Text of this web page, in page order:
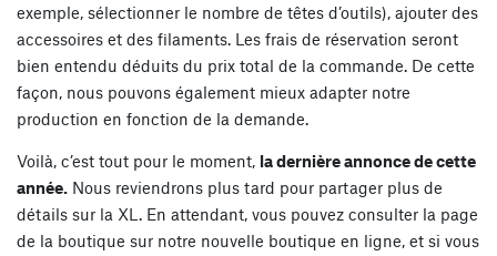
exemple, sélectionner le nombre de têtes d’outils), ajouter des
accessoires et des filaments. Les frais de réservation seront
bien entendu déduits du prix total de la commande. De cette
façon, nous pouvons également mieux adapter notre
production en fonction de la demande.
Voilà, c’est tout pour le moment, la dernière annonce de cette
année. Nous reviendrons plus tard pour partager plus de
détails sur la XL. En attendant, vous pouvez consulter la page
de la boutique sur notre nouvelle boutique en ligne, et si vous